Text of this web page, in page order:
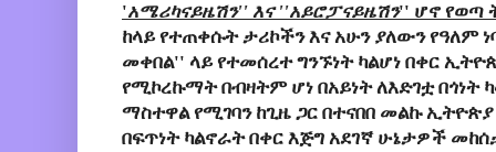
'አሜሪካናይዜሽን'' እና ''አይሮፓናይዜሽን'' ሆኖ የወጣ
ከላይ የተጠቀሱት ታሪኮችን እና አሁን ያለውን የዓለም
መቀበል'' ላይ የተመሰረተ ግንኙነት ካልሆነ በቀር
የሚኮረኩማት በብዛትም ሆነ በአይነት ለእድገቷ በጎነት
ማስተዋል የሚገባን ከጊዜ ጋር በተናበበ መልኩ
በፍጥነት ካልኖራት በቀር እጅግ አደገኛ ሁኔታዎች